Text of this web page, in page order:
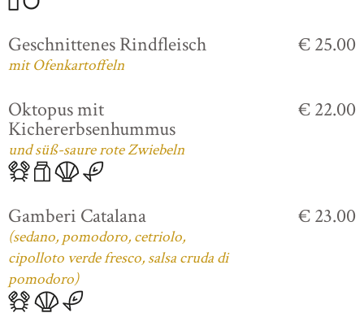
Geschnittenes Rindfleisch
mit Ofenkartoffeln
€ 25.00
Oktopus mit
Kichererbsenhummus
und süß-saure rote Zwiebeln
€ 22.00
Gamberi Catalana
(sedano, pomodoro, cetriolo,
cipolloto verde fresco, salsa cruda di
pomodoro)
€ 23.00